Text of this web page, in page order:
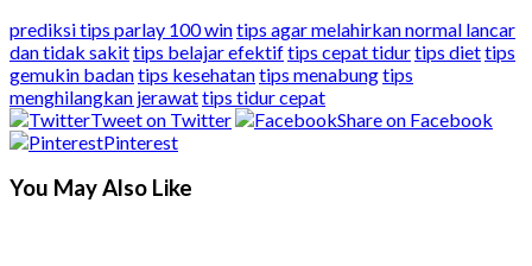
prediksi tips parlay 100 wintips agar melahirkan normal lancar
dan tidak sakittips belajar efektiftips cepat tidurtips diettips
gemukin badantips kesehatantips menabungtips
menghilangkan jerawattips tidur cepat
Tweet on Twitter
Share on Facebook
Pinterest
You May Also Like